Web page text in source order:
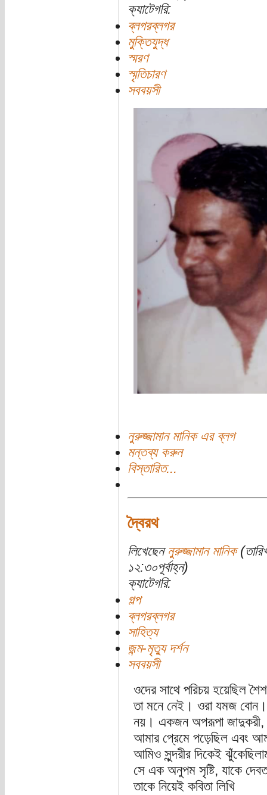
ক্যাটেগরি:
ব্লগরব্লগর
মুক্তিযুদ্ধ
স্মরণ
স্মৃতিচারণ
সববয়সী
নুরুজ্জামান মানিক এর ব্লগ
মন্তব্য করুন
বিস্তারিত...
দ্বৈরথ
লিখেছেন নুরুজ্জামান মানিক
১২:৩০পূর্বাহ্ন)
ক্যাটেগরি:
গল্প
ব্লগরব্লগর
সাহিত্য
জন্ম-মৃত্যু দর্শন
সববয়সী
ওদের সাথে পরিচয় হয়েছিল
তা মনে নেই। ওরা যমজ
নয়। একজন অপরূপা জাদুকরী,
আমার প্রেমে পড়েছিল এবং
আমিও সুন্দরীর দিকেই
সে এক অনুপম সৃষ্টি, যাকে
তাকে নিয়েই কবিতা লিখি